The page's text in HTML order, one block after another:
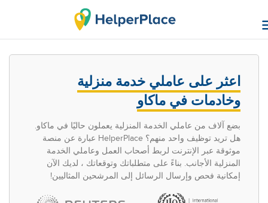
اعثر على عاملي خدمة منزلية
وخادمات في ماكاو
بضع آلاف من عاملي الخدمة المنزلية يعملون حاليًا في ماكاو.
هل تريد توظيف واحد منهم؟ HelperPlace عبارة عن منصة
موثوقة عبر الإنترنت لربط أصحاب العمل وعاملي الخدمة
المنزلية الأجانب. بناءً على متطلباتك وتوقعاتك ، لديك الآن
إمكانية فحص وإرسال الرسائل إلى المرشحين المثاليين!